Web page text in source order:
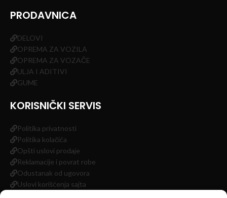
PRODAVNICA
DELOVI
OPREMA ZA VOZILA
OPREMA ZA VOZAČE
ULJA I ADITIVI
GUME
KORISNIČKI SERVIS
Politika privatnosti
Politika kolačića
Opšti uslovi prodaje
Reklamacije i povrat robe
Odustanak od ugovora
Uslovi korišćenja sajta